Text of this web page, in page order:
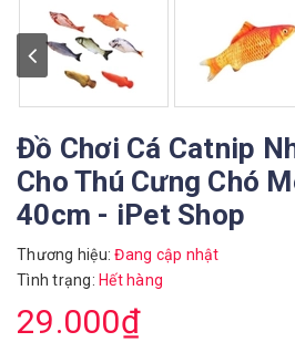
Đồ Chơi Cá Catnip
Cho Thú Cưng Chó
40cm - iPet Shop
Thương hiệu: Đang cập nhật
Tình trạng: Hết hàng
29.000₫